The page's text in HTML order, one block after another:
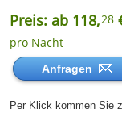
Preis: ab 118,28
pro Nacht
Anfragen
Per Klick kommen Sie